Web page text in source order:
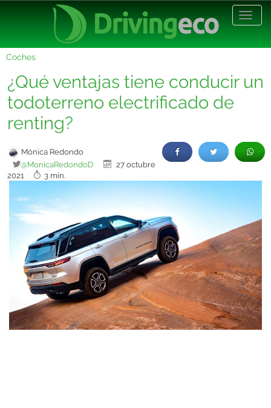
Coches
¿Qué ventajas tiene conducir un
todoterreno electrificado de
renting?
Mónica Redondo
@MonicaRedondoD
27 octubre
2021
3 min.